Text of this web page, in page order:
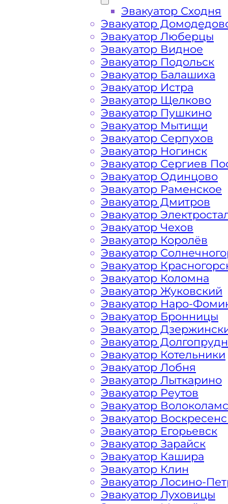
Как
Лухмановская
Перевозка автомобиля от метро
дешево, круглосуточно и срочно –
решить возникшие на дороге
вам свои услуги по вызову
найдете все, что нужно для
доступные цены, круглосуточную
большим опытом работы. Мы
эвакуатора на дороге по низкой
в сфере транспортировки и
Лухмановская Москва. Мы
технику, что позволяет срочно и
Московских, Подмосковных шоссе,
поломке транспортного средства
полным списком услуг эвакуатора
Административном Округе
метро Лухмановская
Расчет стоимости эвакуатора за
Эвакуатор Сходня
Эвакуатор
Эвакуатор Люберцы
Эвакуатор Видное
Эвакуатор Подольск
Эвакуатор Балашиха
Эвакуатор Истра
Эвакуатор Щелково
Эвакуатор Пушкино
Эвакуатор Мытищи
Эвакуатор Серпухов
Эвакуатор Ногинск
Эвакуатор Сергиев
Эвакуатор Одинцово
Эвакуатор Раменское
Эвакуатор Дмитров
Эвакуатор
Эвакуатор Чехов
Эвакуатор Королёв
Эвакуатор
Эвакуатор
Эвакуатор Коломна
Эвакуатор Жуковский
Эвакуатор Наро-
Эвакуатор Бронницы
Эвакуатор
Эвакуатор
Эвакуатор Котельники
Эвакуатор Лобня
Эвакуатор Лыткарино
Эвакуатор Реутов
Эвакуатор
Эвакуатор
Эвакуатор Егорьевск
Эвакуатор Зарайск
Эвакуатор Кашира
Эвакуатор Клин
Эвакуатор Лосино-
Эвакуатор Луховицы